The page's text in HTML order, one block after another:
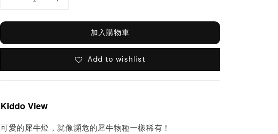
加入購物車
Add to wishlist
Kiddo View
可愛的犀牛燈，就像瀕危的犀牛物種一樣稀有！